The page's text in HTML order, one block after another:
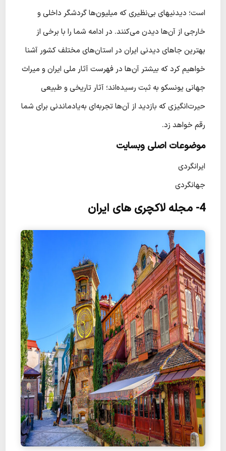
است؛ دیدنیهای بی‌نظیری که میلیون‌ها گردشگر داخلی و
خارجی از آن‌ها دیدن می‌کنند. در ادامه شما را با برخی از
بهترین جاهای دیدنی ایران در استان‌های مختلف کشور آشنا
خواهیم کرد که بیشتر آن‌ها در فهرست آثار ملی ایران و میراث
جهانی یونسکو به ثبت رسیده‌اند؛ آثار تاریخی و طبیعی
حیرت‌انگیزی که بازدید از آن‌ها تجربه‌ای به‌یادماندنی برای شما
رقم خواهد زد.
موضوعات اصلی وبسایت
ایرانگردی
جهانگردی
4- مجله لاکچری های ایران